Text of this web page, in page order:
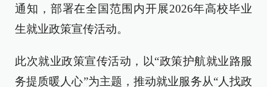
通知，部署在全国范围内开展2026年高校毕业
生就业政策宣传活动。
此次就业政策宣传活动，以“政策护航就业路服
务提质暖人心”为主题，推动就业服务从“人找政